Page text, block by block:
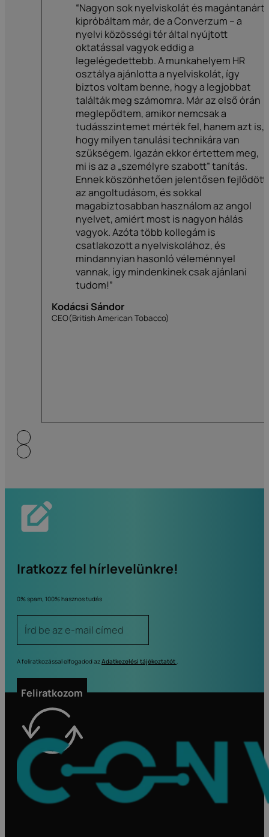
“Nagyon sok nyelviskolát és magántanárt
kipróbáltam már, de a Converzum – a
nyelvi közösségi tér által nyújtott
oktatással vagyok eddig a
legelégedettebb. A munkahelyem HR
osztálya ajánlotta a nyelviskolát, így
biztos voltam benne, hogy a legjobbat
találták meg számomra. Már az első órán
meglepődtem, amikor nemcsak a
tudásszintemet mérték fel, hanem azt is,
hogy milyen tanulási technikára van
szükségem. Igazán ekkor értettem meg,
mi is az a „személyre szabott” tanítás.
Ennek köszönhetően jelentősen fejlődött
az angoltudásom, és sokkal
magabiztosabban használom az angol
nyelvet, amiért most is nagyon hálás
vagyok. Azóta több kollegám is
csatlakozott a nyelviskolához, és
mindannyian hasonló véleménnyel
vannak, így mindenkinek csak ajánlani
tudom!”
Kodácsi Sándor
CEO(British American Tobacco)
Iratkozz fel hírlevelünkre!
0% spam, 100% hasznos tudás
A feliratkozással elfogadod azAdatkezelési tájékoztatót .
Feliratkozom